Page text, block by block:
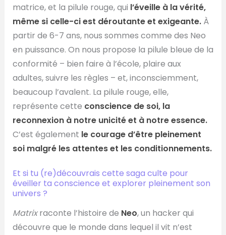
matrice, et la pilule rouge, qui l’éveille à la vérité,
même si celle-ci est déroutante et exigeante.À
partir de 6-7 ans, nous sommes comme des Neo
en puissance. On nous propose la pilule bleue de la
conformité – bien faire à l’école, plaire aux
adultes, suivre les règles – et, inconsciemment,
beaucoup l’avalent. La pilule rouge, elle,
représente cette conscience de soi, la
reconnexion à notre unicité et à notre essence.
C’est également le courage d’être pleinement
soi malgré les attentes et les conditionnements.
Et si tu (re)découvrais cette saga culte pour
éveiller ta conscience et explorer pleinement son
univers ?
Matrixraconte l’histoire de Neo, un hacker qui
découvre que le monde dans lequel il vit n’est